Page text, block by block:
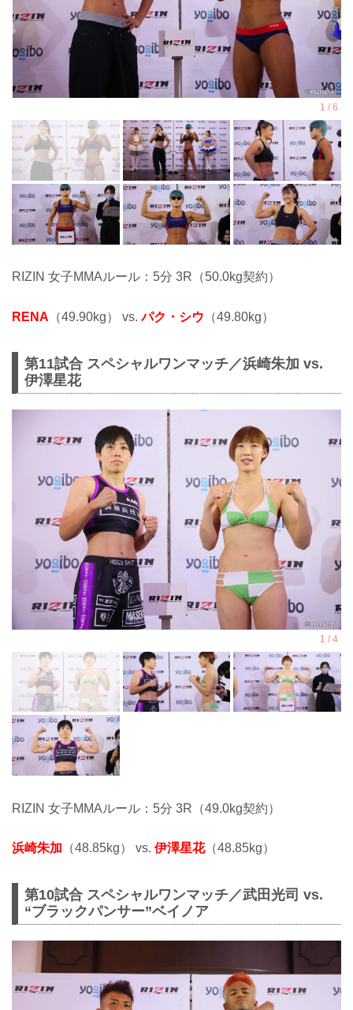
RIZIN 女子MMAルール：5分 3R（50.0kg契約）
RENA （49.90kg） vs.パク・シウ （49.80kg）
第11試合 スペシャルワンマッチ／浜崎朱加 vs.
伊澤星花
RIZIN 女子MMAルール：5分 3R（49.0kg契約）
浜崎朱加 （48.85kg） vs. 伊澤星花（48.85kg）
第10試合 スペシャルワンマッチ／武田光司 vs.
“ブラックパンサー”ベイノア